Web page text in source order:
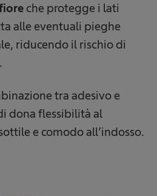
che protegge i lati
alle eventuali pieghe
riducendo il rischio di
tra adesivo e
dona flessibilità al
e comodo all’indosso.